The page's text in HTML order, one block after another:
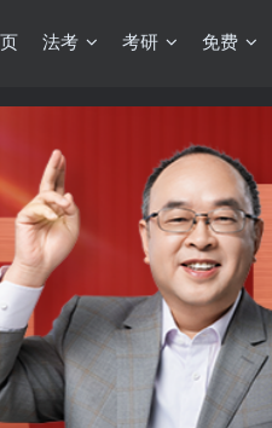
法考 考研 免费